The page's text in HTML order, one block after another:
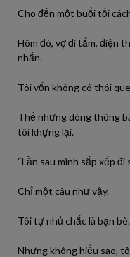
Cho đến một buổi tối
Hôm đó, vợ đi tắm, điện
nhắn.
Tôi vốn không có thói
Thế nhưng dòng thông
tôi khựng lại.
“Lần sau mình sắp xếp đi
Chỉ một câu như vậy.
Tôi tự nhủ chắc là bạn bè.
Nhưng không hiểu sao,